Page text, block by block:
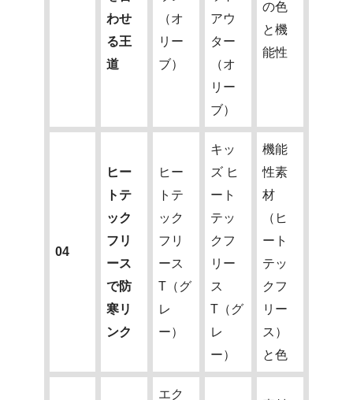
わせ
る王
道
（オ
リー
ブ）
アウ
ター
（オ
リー
ブ）
の色
と機
能性
04
ヒー
トテ
ック
フリ
ース
で防
寒リ
ンク
ヒー
トテ
ック
フリ
ース
T（グ
レ
ー）
キッ
ズ ヒ
ート
テッ
クフ
リー
ス
T（グ
レ
ー）
機能
性素
材
（ヒ
ート
テッ
クフ
リー
ス）
と色
エク